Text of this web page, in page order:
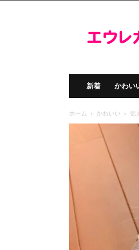
ウ
レ
こ
部
新着 かわい
ホーム かわいい 伝